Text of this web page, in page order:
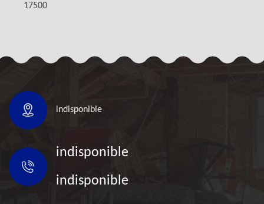
17500
indisponible
indisponible
indisponible